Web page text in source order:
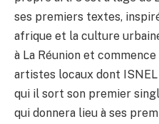
ses premiers textes,
afrique et la culture
à La Réunion et
artistes locaux dont ISNEL
qui il sort son premier
qui donnera lieu à ses